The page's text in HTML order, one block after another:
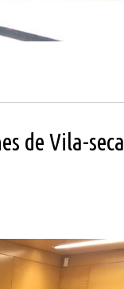
de Vila-seca